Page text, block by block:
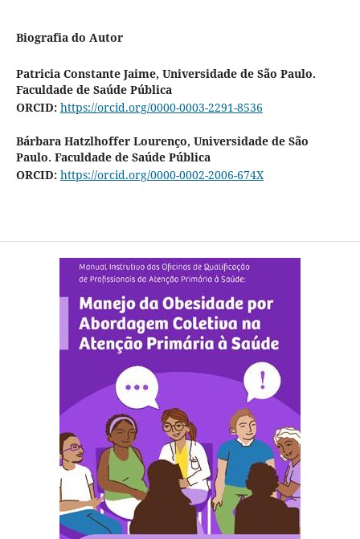
Biografia do Autor
Patricia Constante Jaime, Universidade de São Paulo.
Faculdade de Saúde Pública
ORCID: https://orcid.org/0000-0003-2291-8536
Bárbara Hatzlhoffer Lourenço, Universidade de São
Paulo. Faculdade de Saúde Pública
ORCID: https://orcid.org/0000-0002-2006-674X